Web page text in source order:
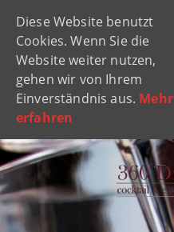
Diese Website benutzt
Cookies. Wenn Sie die
Website weiter nutzen,
gehen wir von Ihrem
Einverständnis aus. Mehr
erfahren